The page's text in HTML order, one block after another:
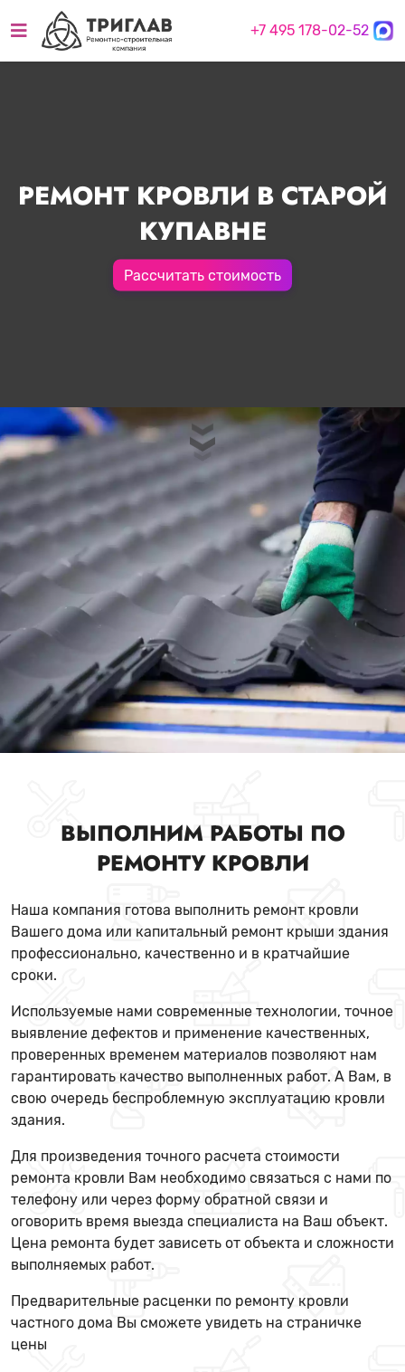
+7 495 178-02-52
РЕМОНТ КРОВЛИ В СТАРОЙ
КУПАВНЕ
Рассчитать стоимость
ВЫПОЛНИМ РАБОТЫ ПО
РЕМОНТУ КРОВЛИ
Наша компания готова выполнить ремонт кровли
Вашего дома или капитальный ремонт крыши здания
профессионально, качественно и в кратчайшие
сроки.
Используемые нами современные технологии, точное
выявление дефектов и применение качественных,
проверенных временем материалов позволяют нам
гарантировать качество выполненных работ. А Вам, в
свою очередь беспроблемную эксплуатацию кровли
здания.
Для произведения точного расчета стоимости
ремонта кровли Вам необходимо связаться с нами по
телефону или через форму обратной связи и
оговорить время выезда специалиста на Ваш объект.
Цена ремонта будет зависеть от объекта и сложности
выполняемых работ.
Предварительные расценки по ремонту кровли
частного дома Вы сможете увидеть на страничке
цены